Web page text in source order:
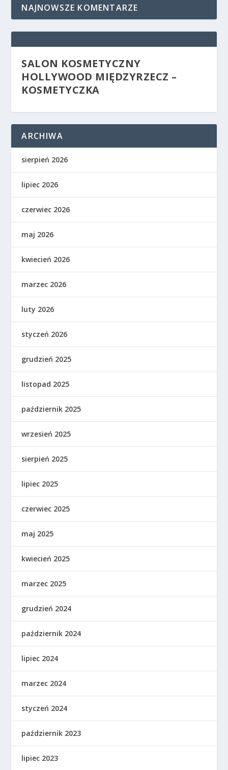
NAJNOWSZE KOMENTARZE
SALON KOSMETYCZNY
HOLLYWOOD MIĘDZYRZECZ –
KOSMETYCZKA
ARCHIWA
sierpień 2026
lipiec 2026
czerwiec 2026
maj 2026
kwiecień 2026
marzec 2026
luty 2026
styczeń 2026
grudzień 2025
listopad 2025
październik 2025
wrzesień 2025
sierpień 2025
lipiec 2025
czerwiec 2025
maj 2025
kwiecień 2025
marzec 2025
grudzień 2024
październik 2024
lipiec 2024
marzec 2024
styczeń 2024
październik 2023
lipiec 2023